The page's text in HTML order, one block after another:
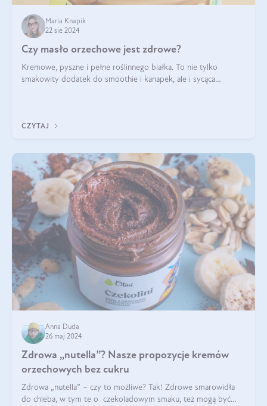
Maria Knapik
22 sie 2024
Czy masło orzechowe jest zdrowe?
Kremowe, pyszne i pełne roślinnego białka. To nie tylko
smakowity dodatek do smoothie i kanapek, ale i sycąca
CZYTAJ
Anna Duda
26 maj 2024
Zdrowa „nutella”? Nasze propozycje kremów
orzechowych bez cukru
Zdrowa „nutella” – czy to możliwe? Tak! Zdrowe smarowidła
do chleba, w tym te o czekoladowym smaku, też mogą być